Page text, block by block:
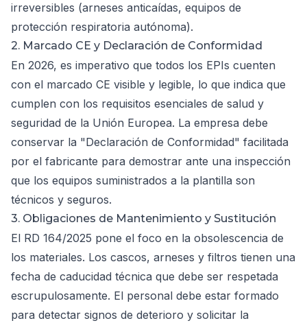
irreversibles (arneses anticaídas, equipos de
protección respiratoria autónoma).
2. Marcado CE y Declaración de Conformidad
En 2026, es imperativo que todos los EPIs cuenten
con el marcado CE visible y legible, lo que indica que
cumplen con los requisitos esenciales de salud y
seguridad de la Unión Europea. La empresa debe
conservar la "Declaración de Conformidad" facilitada
por el fabricante para demostrar ante una inspección
que los equipos suministrados a la plantilla son
técnicos y seguros.
3. Obligaciones de Mantenimiento y Sustitución
El RD 164/2025 pone el foco en la obsolescencia de
los materiales. Los cascos, arneses y filtros tienen una
fecha de caducidad técnica que debe ser respetada
escrupulosamente. El personal debe estar formado
para detectar signos de deterioro y solicitar la